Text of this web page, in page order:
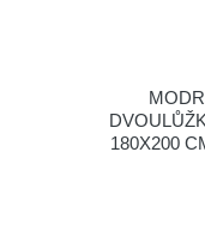
180X200